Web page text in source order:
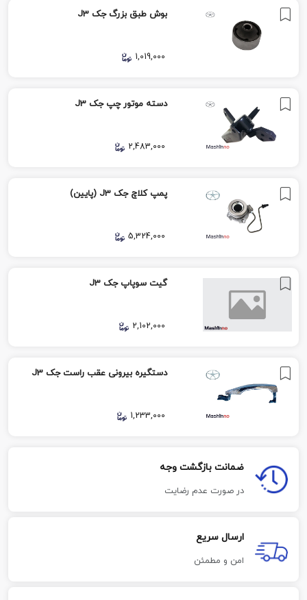
بوش طبق بزرگ جک J3
1,019,000
دسته موتور چپ جک J3
2,483,000
پمپ کلاچ جک J3 (پایین)
5,324,000
گیت سوپاپ جک J3
2,102,000
دستگیره بیرونی عقب راست جک J3
1,233,000
ضمانت بازگشت وجه
در صورت عدم رضایت
ارسال سریع
امن و مطمئن